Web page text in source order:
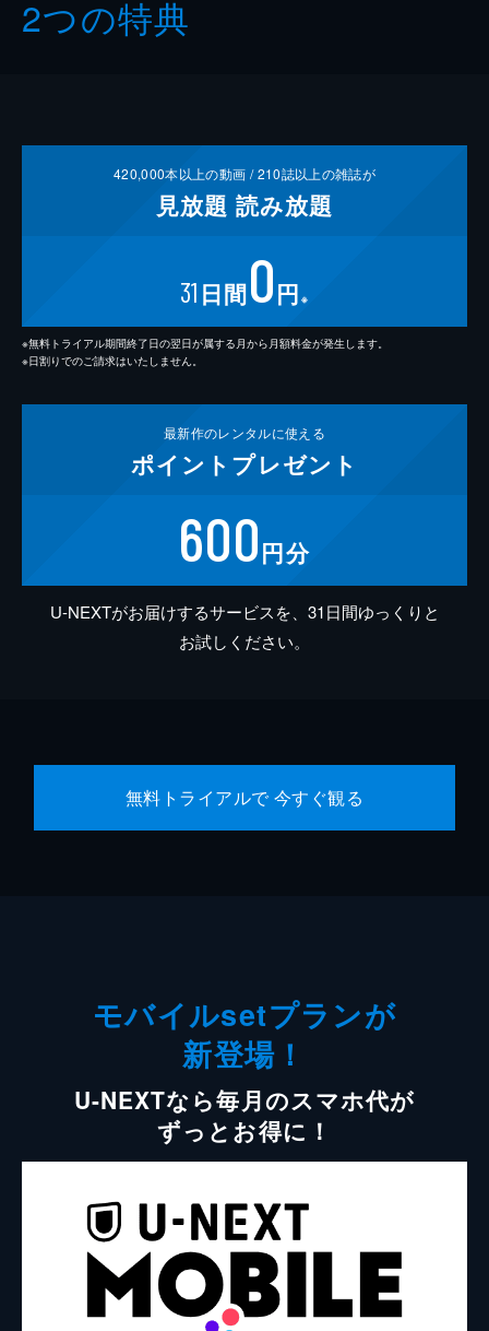
2つの特典
420,000本以上の動画 /210誌以上の雑誌が
見放題 読み放題
31 日間0円 ※
※無料トライアル期間終了日の翌日が属する月から月額料金が発生します。
※日割りでのご請求はいたしません。
最新作のレンタルに使える
ポイント プレゼント
600円分
U-NEXTがお届けするサービスを、31日間ゆっくりと
お試しください。
無料トライアルで 今すぐ観る
モバイルsetプランが
新登場！
U-NEXTなら毎月のスマホ代が
ずっとお得に！